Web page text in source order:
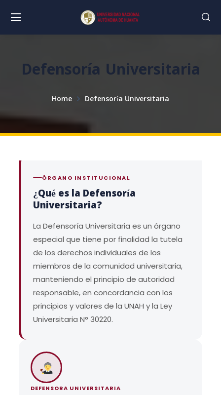
Defensoría Universitaria
Home Defensoría Universitaria
ÓRGANO INSTITUCIONAL
¿Qué es la Defensoría
Universitaria?
La Defensoría Universitaria es un órgano
especial que tiene por finalidad la tutela
de los derechos individuales de los
miembros de la comunidad universitaria,
manteniendo el principio de autoridad
responsable, en concordancia con los
principios y valores de la UNAH y la Ley
Universitaria N° 30220.
DEFENSORA UNIVERSITARIA